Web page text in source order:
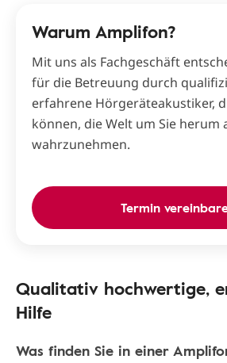
Warum Amplifon?
Mit uns als Fachgeschäft
für die Betreuung durch
erfahrene Hörgeräteakustiker,
können, die Welt um Sie herum
wahrzunehmen.
Termin
Qualitativ hochwertige,
Hilfe
Was finden Sie in einer